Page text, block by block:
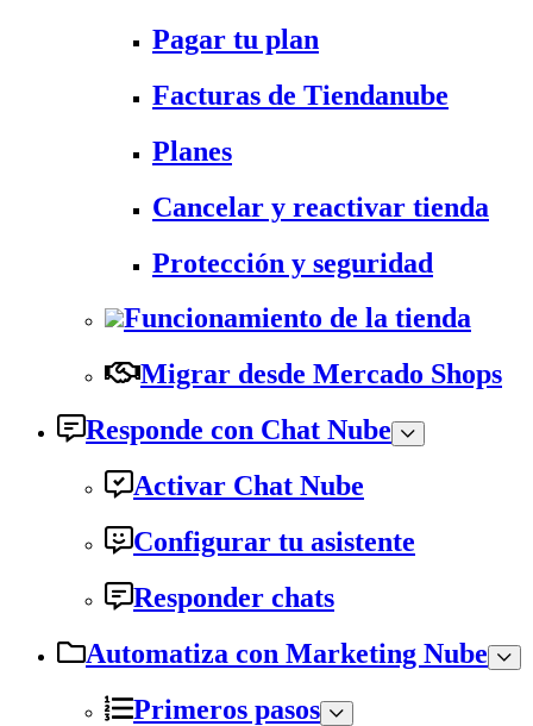
Pagar tu plan
Facturas de Tiendanube
Planes
Cancelar y reactivar tienda
Protección y seguridad
Funcionamiento de la tienda
Migrar desde Mercado Shops
Responde con Chat Nube
Activar Chat Nube
Configurar tu asistente
Responder chats
Automatiza con Marketing Nube
Primeros pasos